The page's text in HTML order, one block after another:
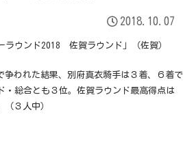
2018.10.07
ラウンド2018 佐賀ラウンド」（佐賀）
われた結果、別府真衣騎手は３着、６着で
・総合とも３位。佐賀ラウンド最高得点は
３人中）